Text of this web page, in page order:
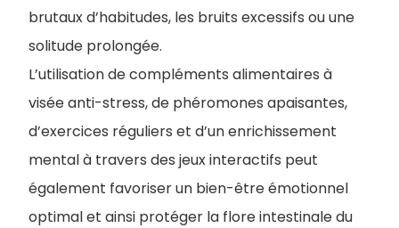
brutaux d’habitudes, les bruits excessifs ou une
solitude prolongée.
L’utilisation de compléments alimentaires à
visée anti-stress, de phéromones apaisantes,
d’exercices réguliers et d’un enrichissement
mental à travers des jeux interactifs peut
également favoriser un bien-être émotionnel
optimal et ainsi protéger la flore intestinale du